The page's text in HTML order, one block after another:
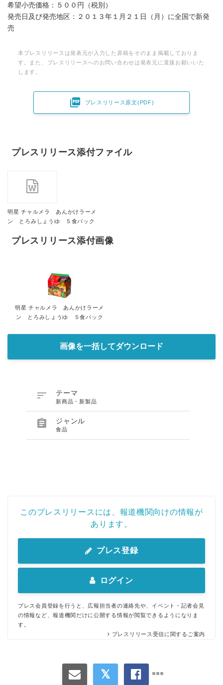
希望小売価格：５００円（税別）
発売日及び発売地区：２０１３年１月２１日（月）に全国で新発
売
本プレスリリースは発表元が入力した原稿をそのまま掲載しておりま
す。また、プレスリリースへのお問い合わせは発表元に直接お願いいた
します。
 プレスリリース原文(PDF)
プレスリリース添付ファイル
明星 チャルメラ あんかけラーメ
ン とろみしょうゆ ５食パック
プレスリリース添付画像
明星 チャルメラ あんかけラーメ
ン とろみしょうゆ ５食パック
画像を一括してダウンロード
 テーマ
新商品・新製品
 ジャンル
食品
このプレスリリースには、報道機関向けの情報が
あります。
プレス登録
ログイン
プレス会員登録を行うと、広報担当者の連絡先や、イベント・記者会見
の情報など、報道機関だけに公開する情報が閲覧できるようになりま
す。
プレスリリース受信に関するご案内